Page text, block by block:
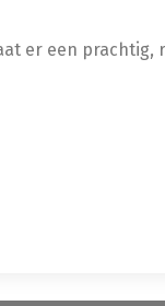
er een prachtig,